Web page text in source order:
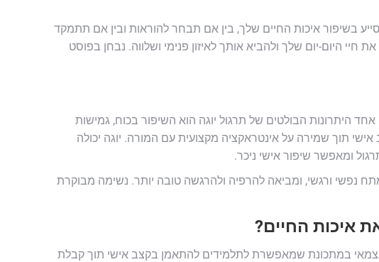
בשיפור איכות החיים שלך, בין אם תבחר להוראות ובין אם תתמקד
היום-יום שלך ולהביא אותך לאיזון פנימי ושלווה. נבחן בפוסט
היתרונות הבולטים של תרגול יוגה הוא השיפור בכוח, גמישות
תוך שמירה על אינטראקציה מקצועית עם המורה. יוגה יכולה
ומאפשר שיפור אישי ניכר.
נפשי ורגשי, ומביאה להרפיה ולהרגשה טובה יותר. נשימה מבוקרת
איכות החיים?
במתכונת שמאפשרת לתלמידים להתאמן בקצב אישי תוך קבלת